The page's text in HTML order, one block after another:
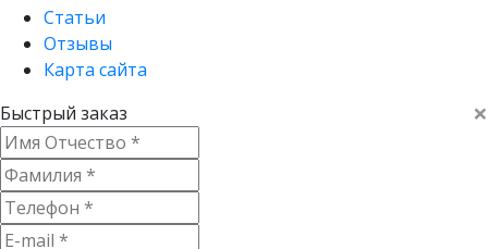
Статьи
Отзывы
Карта сайта
×
Быстрый заказ